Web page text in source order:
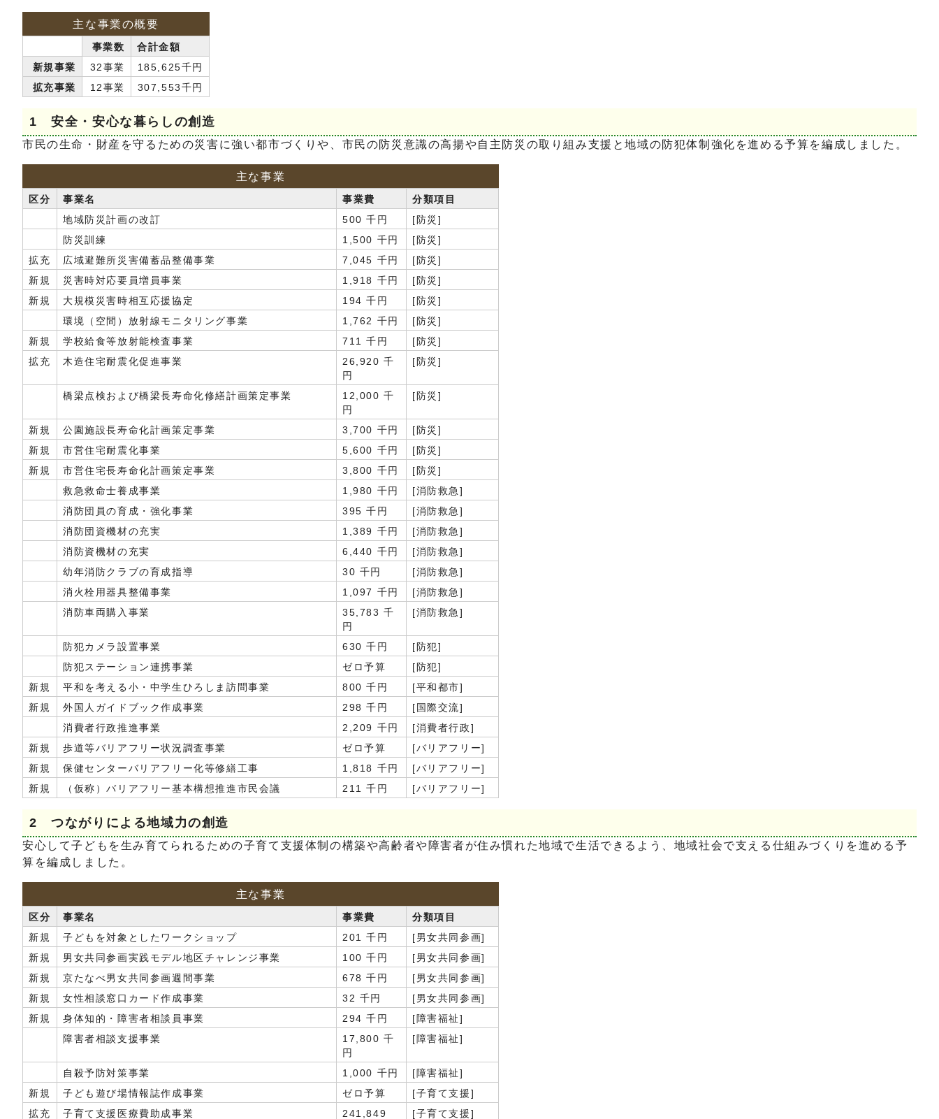
主な事業の概要
事業数
合計金額
新規事業
32事業
185,625千円
拡充事業
12事業 307,553千円
1 安全・安心な暮らしの創造
市民の生命・財産を守るための災害に強い都市づくりや、市民の防災意識の高揚や自主防災の取り組み支援と地域の防犯体制強化を進める予算を編成しました。
主な事業
区分 事業名 事業費
分類項目
地域防災計画の改訂
500 千円
[防災]
防災訓練
1,500 千円
[防災]
拡充
広域避難所災害備蓄品整備事業 7,045 千円
[防災]
新規
災害時対応要員増員事業 1,918 千円
[防災]
新規
大規模災害時相互応援協定 194 千円
[防災]
環境（空間）放射線モニタリング事業
1,762 千円
[防災]
新規
学校給食等放射能検査事業 711 千円
[防災]
拡充
木造住宅耐震化促進事業
26,920 千
円
[防災]
橋梁点検および橋梁長寿命化修繕計画策定事業
12,000 千
円
[防災]
新規 公園施設長寿命化計画策定事業 3,700 千円
[防災]
新規
市営住宅耐震化事業 5,600 千円
[防災]
新規
市営住宅長寿命化計画策定事業 3,800 千円
[防災]
救急救命士養成事業
1,980 千円
[消防救急]
消防団員の育成・強化事業
395 千円
[消防救急]
消防団資機材の充実
1,389 千円
[消防救急]
消防資機材の充実
6,440 千円
[消防救急]
幼年消防クラブの育成指導
30 千円
[消防救急]
消火栓用器具整備事業
1,097 千円
[消防救急]
消防車両購入事業
35,783 千
円
[消防救急]
防犯カメラ設置事業 630 千円
[防犯]
防犯ステーション連携事業
ゼロ予算
[防犯]
新規
平和を考える小・中学生ひろしま訪問事業 800 千円
[平和都市]
新規
外国人ガイドブック作成事業 298 千円
[国際交流]
消費者行政推進事業
2,209 千円
[消費者行政]
新規
歩道等バリアフリー状況調査事業 ゼロ予算
[バリアフリー]
新規
保健センターバリアフリー化等修繕工事 1,818 千円
[バリアフリー]
新規
（仮称）バリアフリー基本構想推進市民会議 211 千円 [バリアフリー]
2 つながりによる地域力の創造
安心して子どもを生み育てられるための子育て支援体制の構築や高齢者や障害者が住み慣れた地域で生活できるよう、地域社会で支える仕組みづくりを進める予
算を編成しました。
主な事業
区分 事業名 事業費
分類項目
新規
子どもを対象としたワークショップ 201 千円
[男女共同参画]
新規
男女共同参画実践モデル地区チャレンジ事業 100 千円
[男女共同参画]
新規
京たなべ男女共同参画週間事業 678 千円
[男女共同参画]
新規
女性相談窓口カード作成事業 32 千円
[男女共同参画]
新規
身体知的・障害者相談員事業 294 千円
[障害福祉]
障害者相談支援事業
17,800 千
円
[障害福祉]
自殺予防対策事業 1,000 千円
[障害福祉]
新規
子ども遊び場情報誌作成事業 ゼロ予算
[子育て支援]
拡充
子育て支援医療費助成事業 241,849 [子育て支援]